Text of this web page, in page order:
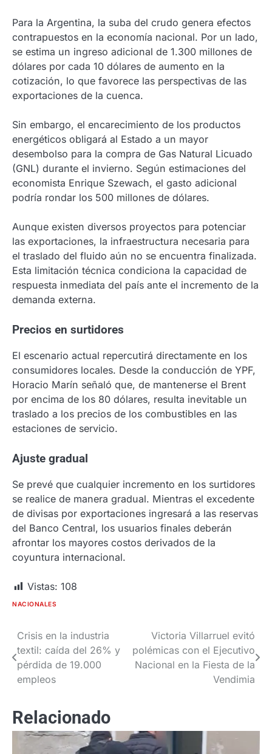
Para la Argentina, la suba del crudo genera efectos
contrapuestos en la economía nacional. Por un lado,
se estima un ingreso adicional de 1.300 millones de
dólares por cada 10 dólares de aumento en la
cotización, lo que favorece las perspectivas de las
exportaciones de la cuenca.
Sin embargo, el encarecimiento de los productos
energéticos obligará al Estado a un mayor
desembolso para la compra de Gas Natural Licuado
(GNL) durante el invierno. Según estimaciones del
economista Enrique Szewach, el gasto adicional
podría rondar los 500 millones de dólares.
Aunque existen diversos proyectos para potenciar
las exportaciones, la infraestructura necesaria para
el traslado del fluido aún no se encuentra finalizada.
Esta limitación técnica condiciona la capacidad de
respuesta inmediata del país ante el incremento de la
demanda externa.
Precios en surtidores
El escenario actual repercutirá directamente en los
consumidores locales. Desde la conducción de YPF,
Horacio Marín señaló que, de mantenerse el Brent
por encima de los 80 dólares, resulta inevitable un
traslado a los precios de los combustibles en las
estaciones de servicio.
Ajuste gradual
Se prevé que cualquier incremento en los surtidores
se realice de manera gradual. Mientras el excedente
de divisas por exportaciones ingresará a las reservas
del Banco Central, los usuarios finales deberán
afrontar los mayores costos derivados de la
coyuntura internacional.
Vistas: 108
NACIONALES
Navegación
de
entradas
Crisis en la industria
textil: caída del 26% y
pérdida de 19.000
empleos
Victoria Villarruel evitó
polémicas con el Ejecutivo
Nacional en la Fiesta de la
Vendimia
Relacionado